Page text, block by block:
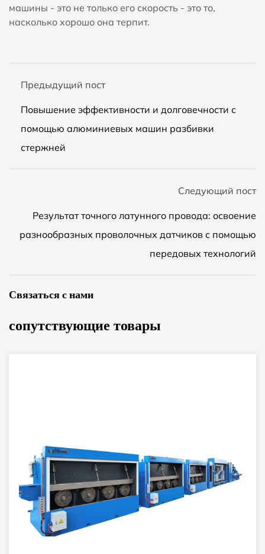
машины - это не только его скорость - это то,
насколько хорошо она терпит.
Предыдущий пост
Повышение эффективности и долговечности с
помощью алюминиевых машин разбивки
стержней
Следующий пост
Результат точного латунного провода: освоение
разнообразных проволочных датчиков с помощью
передовых технологий
Связаться с нами
сопутствующие товары